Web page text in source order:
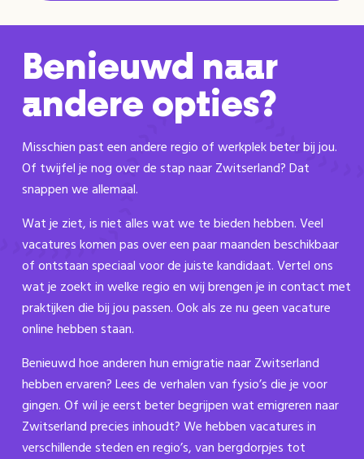
Benieuwd naar
andere opties?
Misschien past een andere regio of werkplek beter bij jou.
Of twijfel je nog over de stap naar Zwitserland? Dat
snappen we allemaal.
Wat je ziet, is niet alles wat we te bieden hebben. Veel
vacatures komen pas over een paar maanden beschikbaar
of ontstaan speciaal voor de juiste kandidaat. Vertel ons
wat je zoekt in welke regio en wij brengen je in contact met
praktijken die bij jou passen. Ook als ze nu geen vacature
online hebben staan.
Benieuwd hoe anderen hun emigratie naar Zwitserland
hebben ervaren? Lees de verhalen van fysio’s die je voor
gingen. Of wil je eerst beter begrijpen wat emigreren naar
Zwitserland precies inhoudt? We hebben vacatures in
verschillende steden en regio’s, van bergdorpjes tot